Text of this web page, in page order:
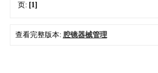
页: [1]
查看完整版本: 腔镜器械管理